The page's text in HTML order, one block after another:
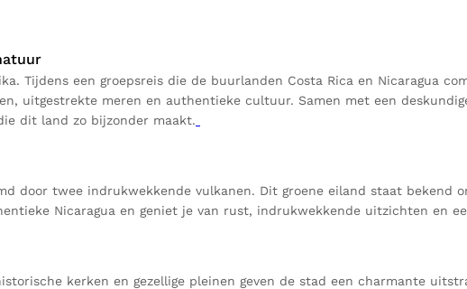
Tijdens een groepsreis die de buurlanden Costa Rica en Nicaragua
uitgestrekte meren en authentieke cultuur. Samen met een
dit land zo bijzonder maakt.
door twee indrukwekkende vulkanen. Dit groene eiland staat bekend
Nicaragua en geniet je van rust, indrukwekkende uitzichten en
kerken en gezellige pleinen geven de stad een charmante